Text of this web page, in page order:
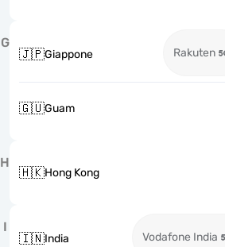
G
🇯🇵Giappone Rakuten
🇬🇺Guam
H
🇭🇰Hong Kong
I
🇮🇳India Vodafone India